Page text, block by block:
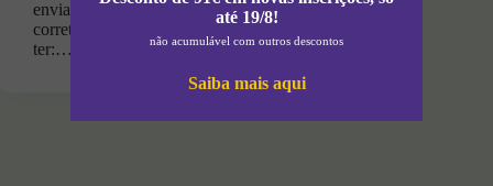
enviado de forma
correta. Cuidados a
ter:…
até 19/8!
não acumulável com outros descontos
Saiba mais aqui